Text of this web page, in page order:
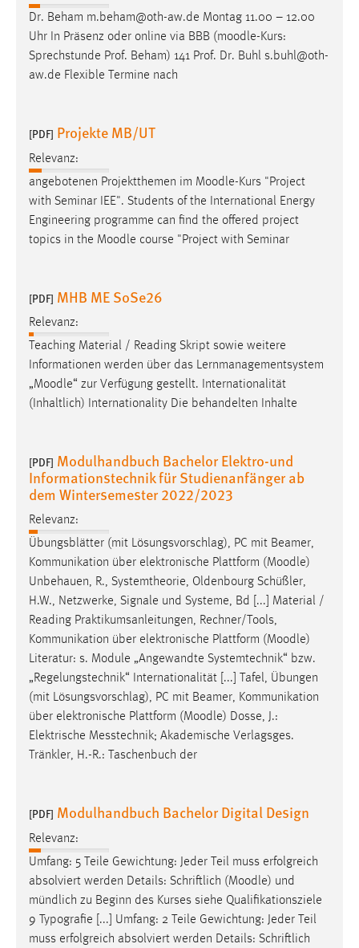
Dr. Beham m.beham@oth-aw.de Montag 11.00 – 12.00
Uhr In Präsenz oder online via BBB (moodle-Kurs:
Sprechstunde Prof. Beham) 141 Prof. Dr. Buhl s.buhl@oth-
aw.de Flexible Termine nach
[PDF] Projekte MB/UT
Relevanz:
angebotenen Projektthemen im Moodle-Kurs "Project
with Seminar IEE". Students of the International Energy
Engineering programme can find the offered project
topics in the Moodle course "Project with Seminar
[PDF] MHB ME SoSe26
Relevanz:
Teaching Material / Reading Skript sowie weitere
Informationen werden über das Lernmanagementsystem
„Moodle“ zur Verfügung gestellt. Internationalität
(Inhaltlich) Internationality Die behandelten Inhalte
[PDF] Modulhandbuch Bachelor Elektro-und
Informationstechnik für Studienanfänger ab
dem Wintersemester 2022/2023
Relevanz:
Übungsblätter (mit Lösungsvorschlag), PC mit Beamer,
Kommunikation über elektronische Plattform (Moodle)
Unbehauen, R., Systemtheorie, Oldenbourg Schüßler,
H.W., Netzwerke, Signale und Systeme, Bd [...] Material /
Reading Praktikumsanleitungen, Rechner/Tools,
Kommunikation über elektronische Plattform (Moodle)
Literatur: s. Module „Angewandte Systemtechnik“ bzw.
„Regelungstechnik“ Internationalität [...] Tafel, Übungen
(mit Lösungsvorschlag), PC mit Beamer, Kommunikation
über elektronische Plattform (Moodle) Dosse, J.:
Elektrische Messtechnik; Akademische Verlagsges.
Tränkler, H.-R.: Taschenbuch der
[PDF] Modulhandbuch Bachelor Digital Design
Relevanz:
Umfang: 5 Teile Gewichtung: Jeder Teil muss erfolgreich
absolviert werden Details: Schriftlich (Moodle) und
mündlich zu Beginn des Kurses siehe Qualifikationsziele
9 Typografie [...] Umfang: 2 Teile Gewichtung: Jeder Teil
muss erfolgreich absolviert werden Details: Schriftlich
EXTERNE MEDIEN
Um Inhalte von Videoplattformen und Social Media
Plattformen anzeigen zu können, werden von diesen
externen Medien Cookies gesetzt.
Vimeo